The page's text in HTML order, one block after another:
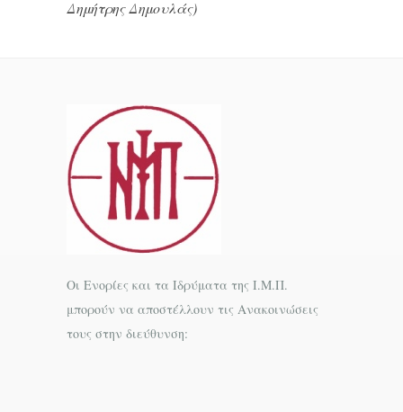
Δημήτρης Δημουλάς)
Οι Ενορίες και τα Ιδρύματα της Ι.Μ.Π.
μπορούν να αποστέλλουν τις Ανακοινώσεις
τους στην διεύθυνση: